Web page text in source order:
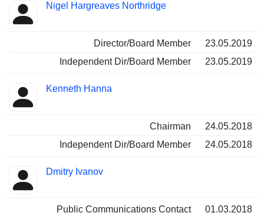
Nigel Hargreaves Northridge
Director/Board Member
23.05.2019
Independent Dir/Board Member
23.05.2019
Kenneth Hanna
Chairman
24.05.2018
Independent Dir/Board Member
24.05.2018
Dmitry Ivanov
Public Communications Contact
01.03.2018